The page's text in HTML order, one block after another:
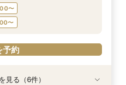
約
約
約
約
約
約
〜
〜
予約
見る（6件）